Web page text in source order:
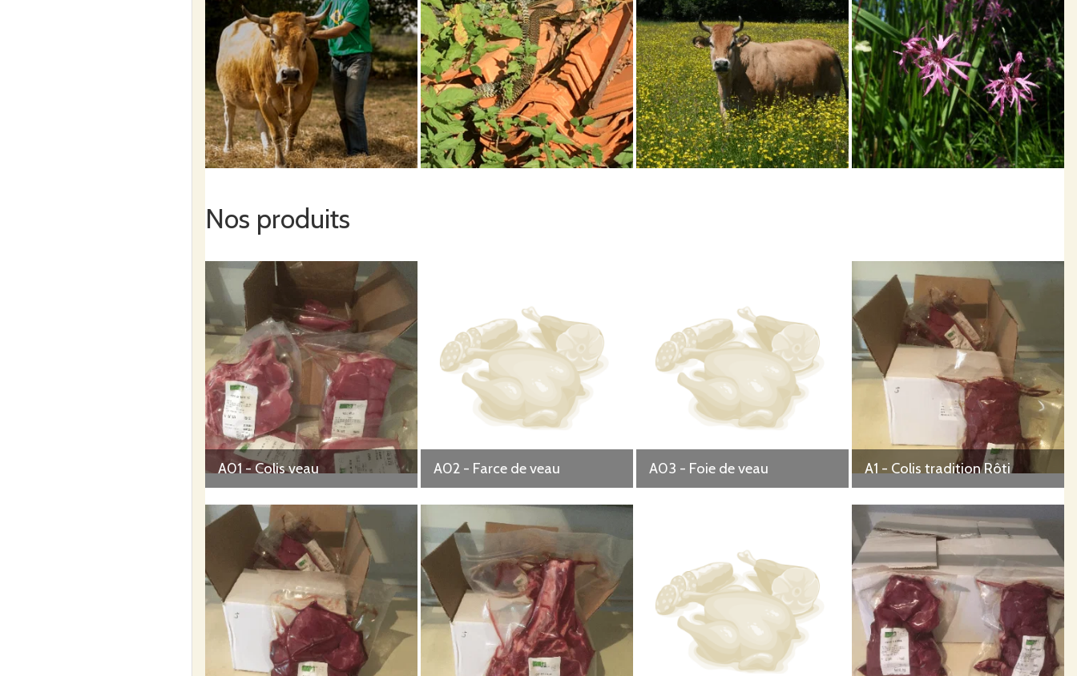
à base de trèfle blanc en pâturage tournant et environ 15 hectares de cultures (mélanges de céréales ou maïs grain).
Nous transhumons également une vingtaine d'animaux dans l'estive collective du Lairoux en Vendée (avec 15 autres éleveurs) pour conserver ce marais en
prairies naturelles riches en biodiversité.
Nous élevons 50 vaches Parthenaises et conservons 20 jeunes par an. Les autres veaux tètent deux fois par jour et restent en cases paillées pour être
vendus en « veau sous la mère » à 6 mois environ.
Les adultes (vaches, génisses) sont engraissées en priorité au pâturage avec un complément de céréales/maïs grain puis l'hiver à partir de foin ou
d'enrubannage et un complément de céréales/maïs. Ils sont abattus après environ 6 mois d'engraissement et un âge minimum de 4 ans.
La ferme, ses champs et ses animaux vous invitent à leur rendre visite à tout moment pour vous assurer de la qualité des produits et de leur
environnement.
Les champs sont ouverts pour les mûres, les pousses d'épines, les fleurs de pissenlit ou de sureau, l'écoute et l'observation des oiseaux, reptiles, batraciens,
Nos produits
A01 - Colis veau A02 - Farce de veau A03 - Foie de veau A1 - Colis tradition Rôti